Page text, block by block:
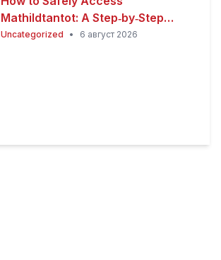
Mathildtantot: A Step‑by‑Step
Premium Guide
Uncategorized • 6 август 2026